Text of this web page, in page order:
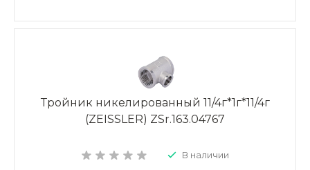
Тройник никелированный 11/4г*1г*11/4г
(ZEISSLER) ZSr.163.04767
В наличии